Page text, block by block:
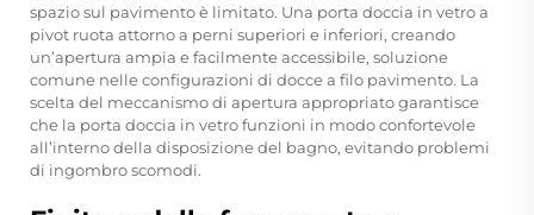
spazio sul pavimento è limitato. Una porta doccia in vetro a
pivot ruota attorno a perni superiori e inferiori, creando
un’apertura ampia e facilmente accessibile, soluzione
comune nelle configurazioni di docce a filo pavimento. La
scelta del meccanismo di apertura appropriato garantisce
che la porta doccia in vetro funzioni in modo confortevole
all’interno della disposizione del bagno, evitando problemi
di ingombro scomodi.